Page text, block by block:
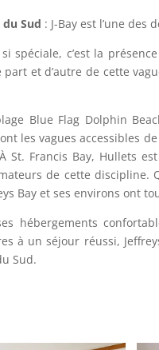
Sud : J-Bay est l’une
spéciale, c’est la
et d’autre de cette
Blue Flag Dolphin
les vagues accessibles
St. Francis Bay, Hullets
de cette discipline.
Bay et ses environs ont
hébergements
à un séjour réussi,
Sud.